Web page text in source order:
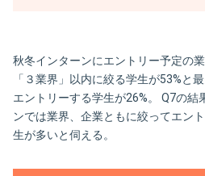
秋冬インターンにエントリー予定の
「３業界」以内に絞る学生が53%と
エントリーする学生が26%。 Q7の結
ンでは業界、企業ともに絞ってエン
生が多いと伺える。